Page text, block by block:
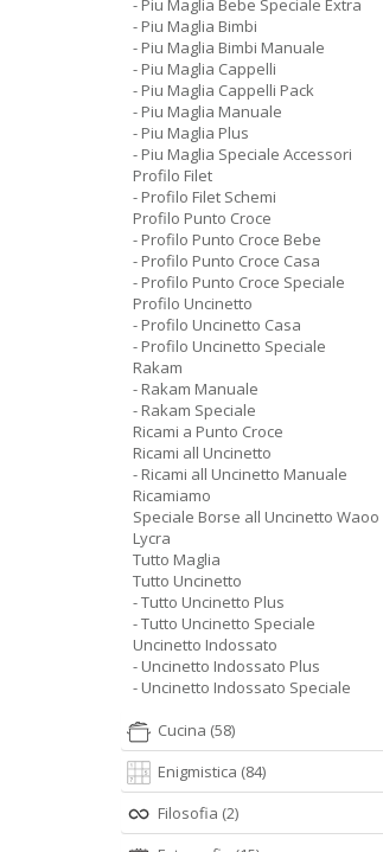
- Piu Maglia Bebe Speciale Extra
- Piu Maglia Bimbi
- Piu Maglia Bimbi Manuale
- Piu Maglia Cappelli
- Piu Maglia Cappelli Pack
- Piu Maglia Manuale
- Piu Maglia Plus
- Piu Maglia Speciale Accessori
Profilo Filet
- Profilo Filet Schemi
Profilo Punto Croce
- Profilo Punto Croce Bebe
- Profilo Punto Croce Casa
- Profilo Punto Croce Speciale
Profilo Uncinetto
- Profilo Uncinetto Casa
- Profilo Uncinetto Speciale
Rakam
- Rakam Manuale
- Rakam Speciale
Ricami a Punto Croce
Ricami all Uncinetto
- Ricami all Uncinetto Manuale
Ricamiamo
Speciale Borse all Uncinetto Waoo
Lycra
Tutto Maglia
Tutto Uncinetto
- Tutto Uncinetto Plus
- Tutto Uncinetto Speciale
Uncinetto Indossato
- Uncinetto Indossato Plus
- Uncinetto Indossato Speciale
Cucina (58)
Enigmistica (84)
Filosofia (2)